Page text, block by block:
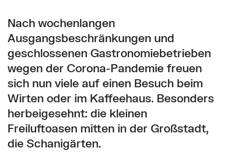
Nach wochenlangen
Ausgangsbeschränkungen und
geschlossenen Gastronomiebetrieben
wegen der Corona-Pandemie freuen
sich nun viele auf einen Besuch beim
Wirten oder im Kaffeehaus. Besonders
herbeigesehnt: die kleinen
Freiluftoasen mitten in der Großstadt,
die Schanigärten.